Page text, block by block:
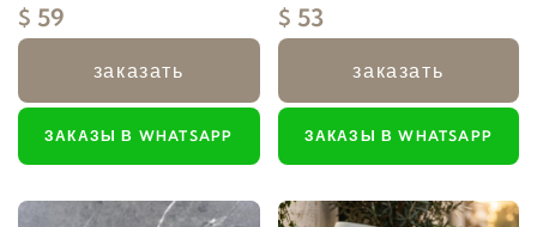
$ 59
заказать
ЗАКАЗЫ В WHATSAPP
$ 53
заказать
ЗАКАЗЫ В WHATSAPP